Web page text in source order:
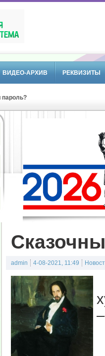
ВИДЕО-АРХИВ РЕКВИЗИТЫ
admin 4-08-2021, 11:49